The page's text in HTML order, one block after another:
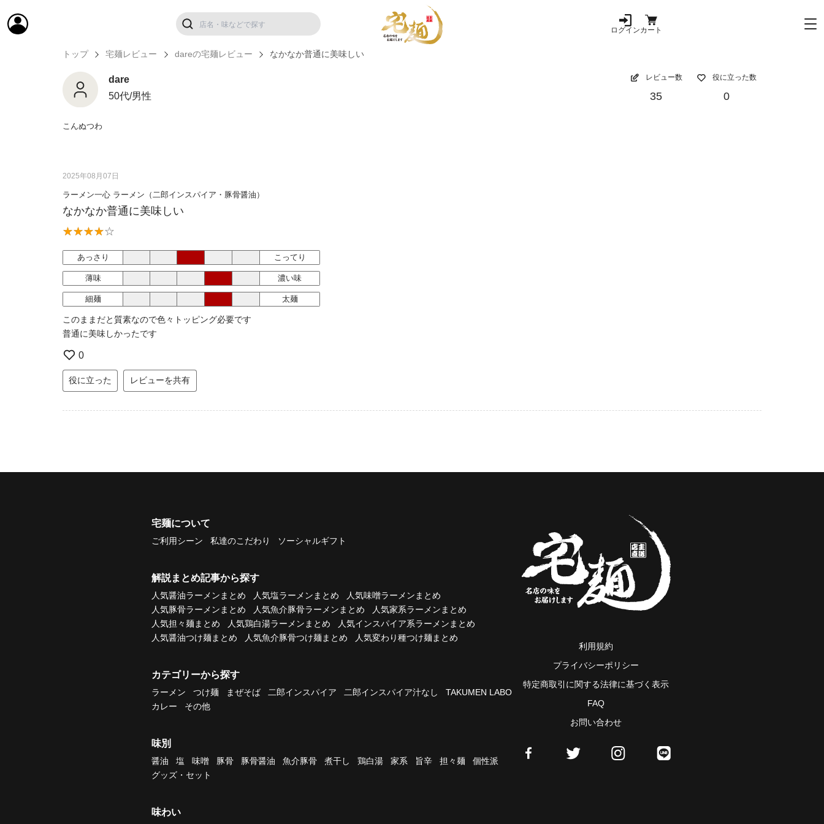
ログインカート
トップ 宅麺レビュー dareの宅麺レビュー なかなか普通に美味しい
dare
50代/男性
こんぬつわ
レビュー数
35
役に立った数
0
2025年08月07日
ラーメン一心 ラーメン（二郎インスパイア・豚骨醤油）
なかなか普通に美味しい
あっさり こってり
薄味 濃い味
細麺 太麺
このままだと質素なので色々トッピング必要です
普通に美味しかったです
0
役に立った レビューを共有
宅麺について
ご利用シーン 私達のこだわり ソーシャルギフト
解説まとめ記事から探す
人気醤油ラーメンまとめ 人気塩ラーメンまとめ
人気味噌ラーメンまとめ
人気豚骨ラーメンまとめ
人気魚介豚骨ラーメンまとめ
人気家系ラーメンまとめ
人気担々麺まとめ
人気鶏白湯ラーメンまとめ
人気インスパイア系ラーメンまとめ
人気醤油つけ麺まとめ
人気魚介豚骨つけ麺まとめ 人気変わり種つけ麺まとめ
カテゴリーから探す
ラーメン つけ麺 まぜそば 二郎インスパイア 二郎インスパイア汁なし
TAKUMEN LABO
カレー
その他
味別
醤油 塩 味噌 豚骨 豚骨醤油 魚介豚骨 煮干し 鶏白湯 家系 旨辛 担々麺
個性派
グッズ・セット
味わい
利用規約
プライバシーポリシー
特定商取引に関する法律に基づく表示
FAQ
お問い合わせ